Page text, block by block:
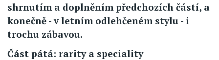
shrnutím a doplněním předchozích částí, a
konečně - v letním odlehčeném stylu - i
trochu zábavou.
Část pátá: rarity a speciality